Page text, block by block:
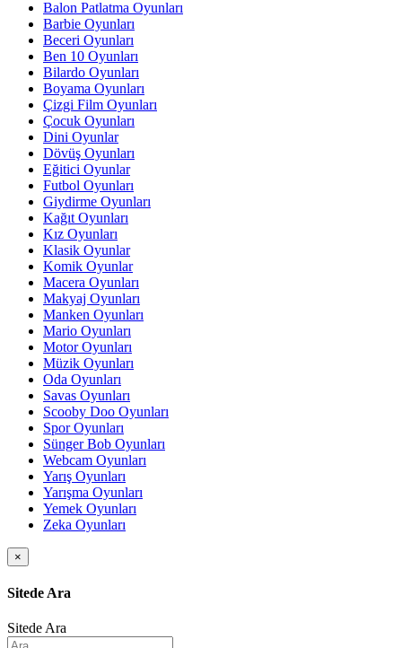
Balon Patlatma Oyunları
Barbie Oyunları
Beceri Oyunları
Ben 10 Oyunları
Bilardo Oyunları
Boyama Oyunları
Çizgi Film Oyunları
Çocuk Oyunları
Dini Oyunlar
Dövüş Oyunları
Eğitici Oyunlar
Futbol Oyunları
Giydirme Oyunları
Kağıt Oyunları
Kız Oyunları
Klasik Oyunlar
Komik Oyunlar
Macera Oyunları
Makyaj Oyunları
Manken Oyunları
Mario Oyunları
Motor Oyunları
Müzik Oyunları
Oda Oyunları
Savas Oyunları
Scooby Doo Oyunları
Spor Oyunları
Sünger Bob Oyunları
Webcam Oyunları
Yarış Oyunları
Yarışma Oyunları
Yemek Oyunları
Zeka Oyunları
×
Sitede Ara
Sitede Ara